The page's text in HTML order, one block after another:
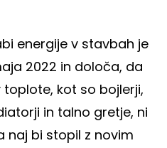
energije v stavbah je
2022 in določa, da
kot so bojlerji,
in talno gretje, ni
naj bi stopil z novim